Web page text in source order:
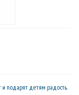
и подарят детям радость.